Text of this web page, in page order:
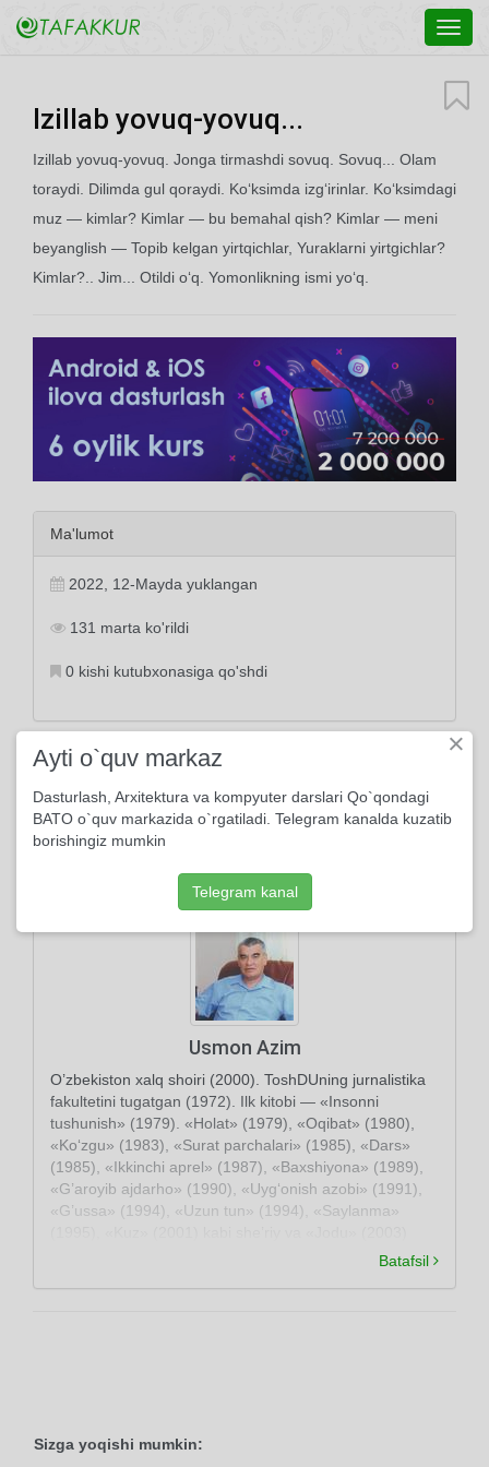
Izillab yovuq-yovuq...
Izillab yovuq-yovuq. Jonga tirmashdi sovuq. Sovuq... Olam
toraydi. Dilimda gul qoraydi. Ko‘ksimda izg‘irinlar. Ko‘ksimdagi
muz — kimlar? Kimlar — bu bemahal qish? Kimlar — meni
beyanglish — Topib kelgan yirtqichlar, Yuraklarni yirtgichlar?
Kimlar?.. Jim... Otildi o‘q. Yomonlikning ismi yo‘q.
Ma'lumot
2022, 12-Mayda yuklangan
131 marta ko'rildi
0 kishi kutubxonasiga qo'shdi
Tayanch tushunchalar:
sovuq izg'irin muz o'q yomonlik ism yurak yirtqich
Usmon Azim
O’zbekiston xalq shoiri (2000). ToshDUning jurnalistika
fakultetini tugatgan (1972). Ilk kitobi — «Insonni
tushunish» (1979). «Holat» (1979), «Oqibat» (1980),
«Ko‘zgu» (1983), «Surat parchalari» (1985), «Dars»
(1985), «Ikkinchi aprel» (1987), «Baxshiyona» (1989),
«G’aroyib ajdarho» (1990), «Uyg‘onish azobi» (1991),
«G’ussa» (1994), «Uzun tun» (1994), «Saylanma»
nasriy to‘plamlari nashr etilgan. Dramalar ham yozgan
Batafsil
Sizga yoqishi mumkin:
×
Ayti o`quv markaz
Dasturlash, Arxitektura va kompyuter darslari Qo`qondagi
BATO o`quv markazida o`rgatiladi. Telegram kanalda kuzatib
borishingiz mumkin
Telegram kanal